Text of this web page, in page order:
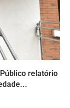
relatório